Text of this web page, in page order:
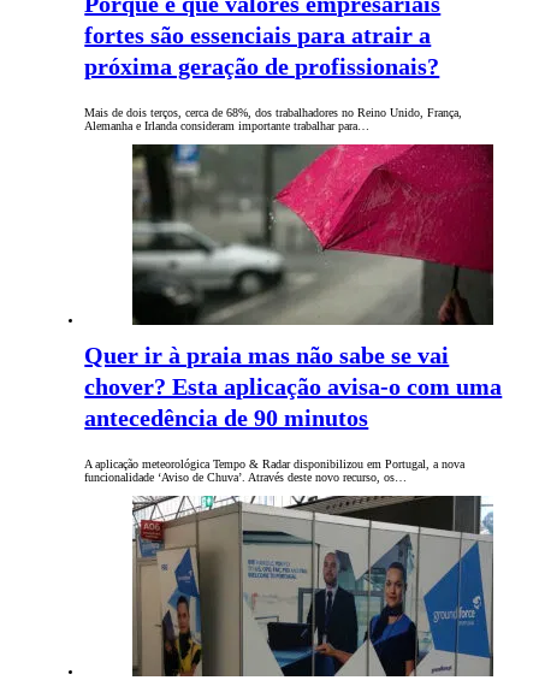
fortes são essenciais para atrair a
próxima geração de profissionais?
Mais de dois terços, cerca de 68%, dos trabalhadores no Reino Unido, França,
Alemanha e Irlanda consideram importante trabalhar para…
Quer ir à praia mas não sabe se vai
chover? Esta aplicação avisa-o com uma
antecedência de 90 minutos
A aplicação meteorológica Tempo & Radar disponibilizou em Portugal, a nova
funcionalidade ‘Aviso de Chuva’. Através deste novo recurso, os…